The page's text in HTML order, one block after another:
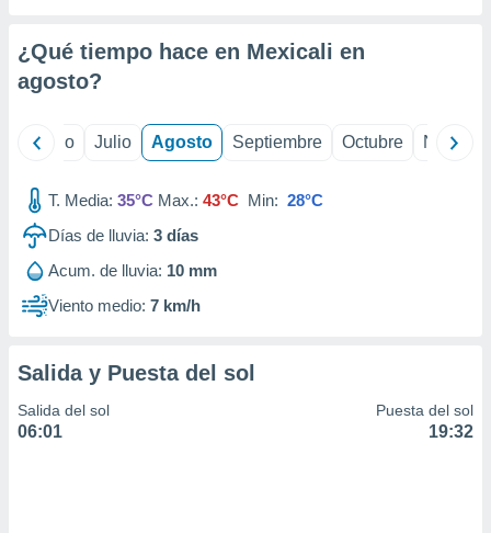
e
de
¿Qué tiempo hace en Mexicali en
agosto?
Junio Julio Agosto Septiembre Octubre
T. Media: 35°C Max.: 43°C Min: 28°C
Días de lluvia: 3 días
Acum. de lluvia: 10 mm
Viento medio: 7 km/h
Salida y Puesta del sol
Salida del sol
06:01
Puesta del sol
19:32